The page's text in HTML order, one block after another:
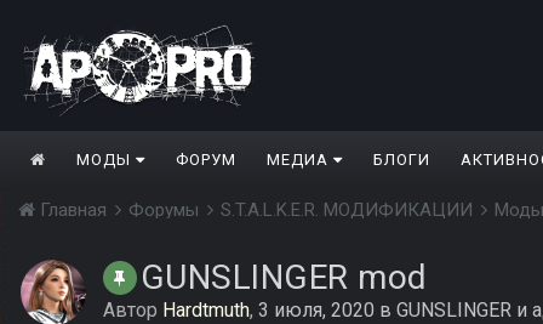
МОДЫ ФОРУМ МЕДИА БЛОГИ
Главная Форумы S.T.A.L.K.E.R. МОДИФИКАЦИИ
GUNSLINGER mod
Автор Hardtmuth, 3 июля, 2020 в GUNSLINGER и